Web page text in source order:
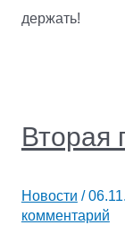
держать!
Вторая
Новости /
комментарий